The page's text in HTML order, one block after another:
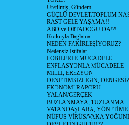
Üretilmiş, Gündem
GÜÇLÜ DEVLET/TOPLUM
RAST GELE YAŞAMA!!
ABD ve ORTADOĞU DA!?!
Korkuyla Baglama
NEDEN FAKİRLEŞİYORUZ?
Nedensiz İstifalar
LOBİLERLE MÜCADELE
ENFLASYONLA MÜCADELE
MİLLİ, EREZYON
DENETİMSİZLİGİN,
EKONOMİ RAPORU
YALAN/GERÇEK
BUZLANMAYA, TUZLANMA
VATANDAŞLARA,
NÜFUS VİRÜS/VAKA